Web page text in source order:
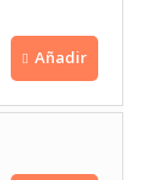
Añadir